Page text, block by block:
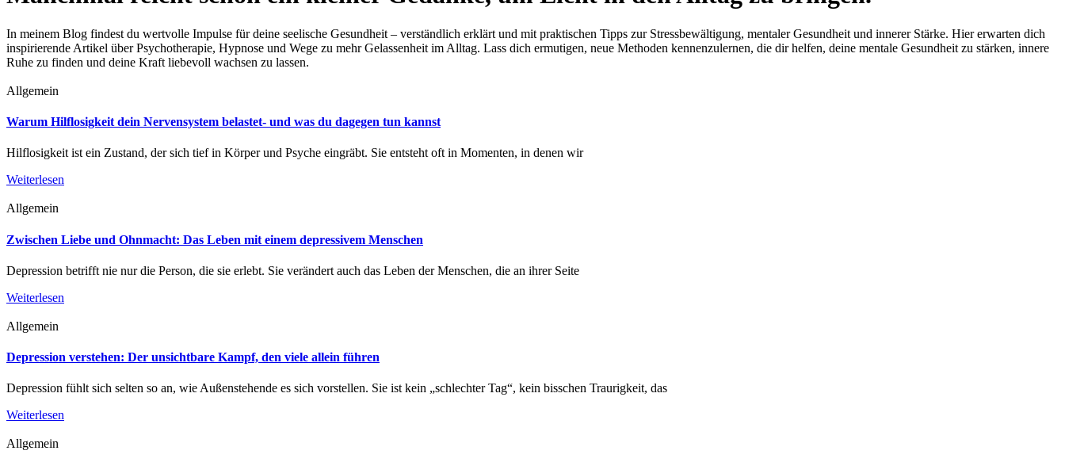
In meinem Blog findest du wertvolle Impulse für deine seelische Gesundheit – verständlich erklärt und mit praktischen Tipps zur Stressbewältigung, mentaler Gesundheit und innerer Stärke. Hier erwarten dich
inspirierende Artikel über Psychotherapie, Hypnose und Wege zu mehr Gelassenheit im Alltag. Lass dich ermutigen, neue Methoden kennenzulernen, die dir helfen, deine mentale Gesundheit zu stärken, innere
Ruhe zu finden und deine Kraft liebevoll wachsen zu lassen.
Allgemein
Warum Hilflosigkeit dein Nervensystem belastet- und was du dagegen tun kannst
Hilflosigkeit ist ein Zustand, der sich tief in Körper und Psyche eingräbt. Sie entsteht oft in Momenten, in denen wir
Weiterlesen
Allgemein
Zwischen Liebe und Ohnmacht: Das Leben mit einem depressivem Menschen
Depression betrifft nie nur die Person, die sie erlebt. Sie verändert auch das Leben der Menschen, die an ihrer Seite
Weiterlesen
Allgemein
Depression verstehen: Der unsichtbare Kampf, den viele allein führen
Depression fühlt sich selten so an, wie Außenstehende es sich vorstellen. Sie ist kein „schlechter Tag“, kein bisschen Traurigkeit, das
Weiterlesen
Allgemein